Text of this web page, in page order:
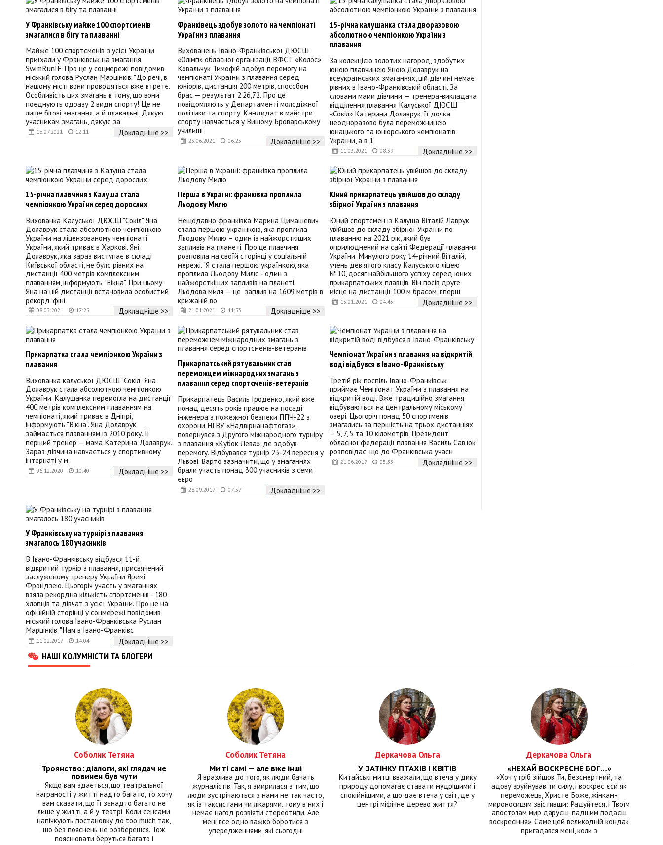
18.07.2021 12:11
У Франківську майже 100 спортсменів
змагалися в бігу та плаванні
Майже 100 спортсменів з усієї України
приїхали у Франківськ на змагання
SwimRunIF. Про це у соцмережі повідомив
міський голова Руслан Марцінків. "До речі, в
нашому місті вони проводяться вже втретє.
Особливість цих змагань в тому, що вони
поєднують одразу 2 види спорту! Це не
лише бігові змагання, а й плавальні. Дякую
учасникам змагань, дякую за
Докладніше >>
23.06.2021 06:25
Франківець здобув золото на чемпіонаті
України з плавання
Вихованець Івано-Франківської ДЮСШ
«Олімп» обласної організації ВФСТ «Колос»
Ковальчук Тимофій здобув перемогу на
чемпіонаті України з плавання серед
юніорів, дистанція 200 метрів, способом
брас — результат 2.26,72. Про це
повідомляють у Департаменті молодіжної
політики та спорту. Кандидат в майстри
спорту навчається у Вищому Броварському
училищі
Докладніше >>
11.03.2021 08:39
15-річна калушанка стала дворазовою
абсолютною чемпіонкою України з
плавання
За колекцією золотих нагород, здобутих
юною плавчинею Яною Долаврук на
всеукраїнських змаганнях, цій дівчині немає
рівних в Івано-Франківській області. За
словами мами дівчини — тренера-викладача
відділення плавання Калуської ДЮСШ
«Сокіл» Катерини Долаврук, її дочка
неодноразово була переможницею
юнацького та юніорського чемпіонатів
України, а в 1
Докладніше >>
08.03.2021 12:25
15-річна плавчиня з Калуша стала
чемпіонкою України серед дорослих
Вихованка Калуської ДЮСШ "Сокіл" Яна
Долаврук стала абсолютною чемпіонкою
України на ліцензованому чемпіонаті
України, який триває в Харкові. Яні
Долаврук, яка зараз виступає в складі
Київської області, не було рівних на
дистанції 400 метрів комплексним
плаванням, інформують "Вікна". При цьому
Яна на цій дистанції встановила особистий
рекорд, фіні
Докладніше >>
21.01.2021 11:53
Перша в Україні: франківка проплила
Льодову Милю
Нещодавно франківка Марина Цимашевич
стала першою українкою, яка проплила
Льодову Милю – один із найжорсткіших
запливів на планеті. Про це плавчиня
розповіла на своїй сторінці у соціальній
мережі. "Я стала першою українкою, яка
проплила Льодову Милю - один з
найжорсткіших запливів на планеті.
Льодова миля — це заплив на 1609 метрів в
крижаній во
Докладніше >>
13.01.2021 04:43
Юний прикарпатець увійшов до складу
збірної України з плавання
Юний спортсмен із Калуша Віталій Лаврук
увійшов до складу збірної України по
плаванню на 2021 рік, який був
оприлюднений на сайті Федерації плавання
України. Минулого року 14-річний Віталій,
учень дев'ятого класу Калуського ліцею
№10, досяг найбільшого успіху серед юних
прикарпатських плавців. Він посів друге
місце на дистанції 100 м брасом, вперш
Докладніше >>
06.12.2020 10:40
Прикарпатка стала чемпіонкою України з
плавання
Вихованка калуської ДЮСШ "Сокіл" Яна
Долаврук стала абсолютною чемпіонкою
України. Калушанка перемогла на дистанції
400 метрів комплексним плаванням на
чемпіонаті, який триває в Дніпрі,
інформують "Вікна". Яна Долаврук
займається плаванням із 2010 року. Її
перший тренер — мама Катерина Долаврук.
Зараз дівчина навчається у спортивному
інтернаті у м
Докладніше >>
28.09.2017 07:57
Прикарпатський рятувальник став
переможцем міжнародних змагань з
плавання серед спортсменів-ветеранів
Прикарпатець Василь Іроденко, який вже
понад десять років працює на посаді
інженера з пожежної безпеки ППЧ-22 з
охорони НГВУ «Надвірнанафтогаз»,
повернувся з Другого міжнародного турніру
з плавання «Кубок Лева», де здобув
перемогу. Відбувався турнір 23-24 вересня у
Львові. Варто зазначити, що у змаганнях
брали участь понад 300 учасників з семи
євро
Докладніше >>
21.06.2017 05:55
Чемпіонат України з плавання на відкритій
воді відбувся в Івано-Франківську
Третій рік поспіль Івано-Франківськ
приймає Чемпіонат України з плавання на
відкритій воді. Вже традиційно змагання
відбуваються на центральному міському
озері. Цьогоріч понад 50 спортменів
змагались за першість на трьох дистанціях
– 5, 7, 5 та 10 кілометрів. Президент
обласної федерації плавання Василь Сав'юк
розповідає, що до Франківська учасн
Докладніше >>
11.02.2017 14:04
У Франківську на турнірі з плавання
змагалось 180 учасників
В Івано-Франківську відбувся 11-й
відкритий турнір з плавання, присвячений
заслуженому тренеру України Яремі
Фрондзею. Цьогоріч участь у змаганнях
взяла рекордна кількість спортсменів - 180
хлопців та дівчат з усієї України. Про це на
офіційній сторінці у соцмережі повідомив
міський голова Івано-Франківська Руслан
Марцінків. "Нам в Івано-Франківс
Докладніше >>
НАШІ КОЛУМНІСТИ ТА БЛОГЕРИ
Соболик Тетяна
Троянство: діалоги, які глядач не
повинен був чути
Якщо вам здається, що театральної
награності у житті надто багато, то хочу
вам сказати, що її занадто багато не
лише у житті, а й у театрі. Коли сенсами
напічкують постановку до too much так,
що без пояснень не розберешся. Тож
пояснювати беруться багато і
Соболик Тетяна
Ми ті самі — але вже інші
Я вразлива до того, як люди бачать
журналістів. Так, я змирилася з тим, що
люди зустрічаються з нами не так часто,
як із таксистами чи лікарями, тому в них і
немає нагод розвіяти стереотипи. Але
мені все одно важко боротися з
упередженнями, які сьогодні
Деркачова Ольга
У ЗАТІНКУ ПТАХІВ І КВІТІВ
Китайські митці вважали, що втеча у дику
природу допомагає ставати мудрішими і
спокійнішими, а що дає втеча у світ, де у
центрі міфічне дерево життя?
Деркачова Ольга
«НЕХАЙ ВОСКРЕСНЕ БОГ…»
«Хоч у гріб зійшов Ти, Безсмертний, та
адову зруйнував ти силу, і воскрес єси як
переможець, Христе Боже, жінкам-
мироносицям звістивши: Радуйтеся, і Твоїм
апостолам мир даруєш, падшим подаєш
воскресіння». Саме цей великодній кондак
пригадався мені, коли з